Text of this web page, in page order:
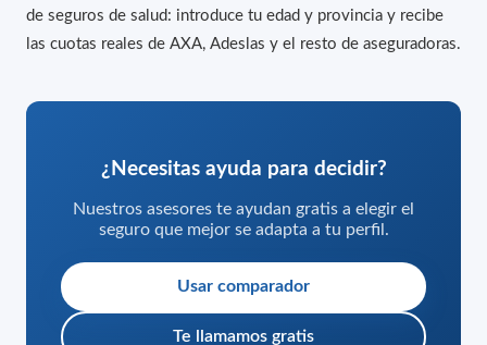
de seguros de salud: introduce tu edad y provincia y recibe
las cuotas reales de AXA, Adeslas y el resto de aseguradoras.
¿Necesitas ayuda para decidir?
Nuestros asesores te ayudan gratis a elegir el
seguro que mejor se adapta a tu perfil.
Usar comparador
Te llamamos gratis